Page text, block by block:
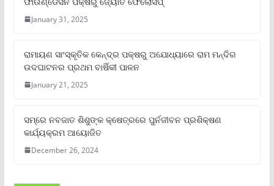
January 31, 2025
ରାମାୟଣ ସାଂସ୍କୃତିକ କେନ୍ଦ୍ର ପକ୍ଷରୁ ଅଯୋଧ୍ୟାରେ ରାମ ମନ୍ଦିର
ଉଦଘାଟନର ପ୍ରଥମ ବାର୍ଷିକୀ ପାଳନ
January 21, 2025
ସମ୍‌ରେ ନବଜାତ ଶିଶୁଙ୍କ କ୍ଷେତ୍ରରେ ପୁର୍ନଜୀବନ ପ୍ରଶିକ୍ଷଣ
କାର୍ଯ୍ୟକ୍ରମ ଆୟୋଜିତ
December 26, 2024